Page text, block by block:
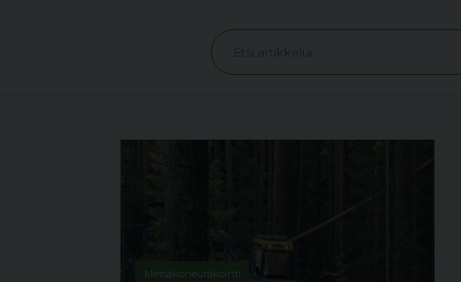
Metsäkoneurakointi